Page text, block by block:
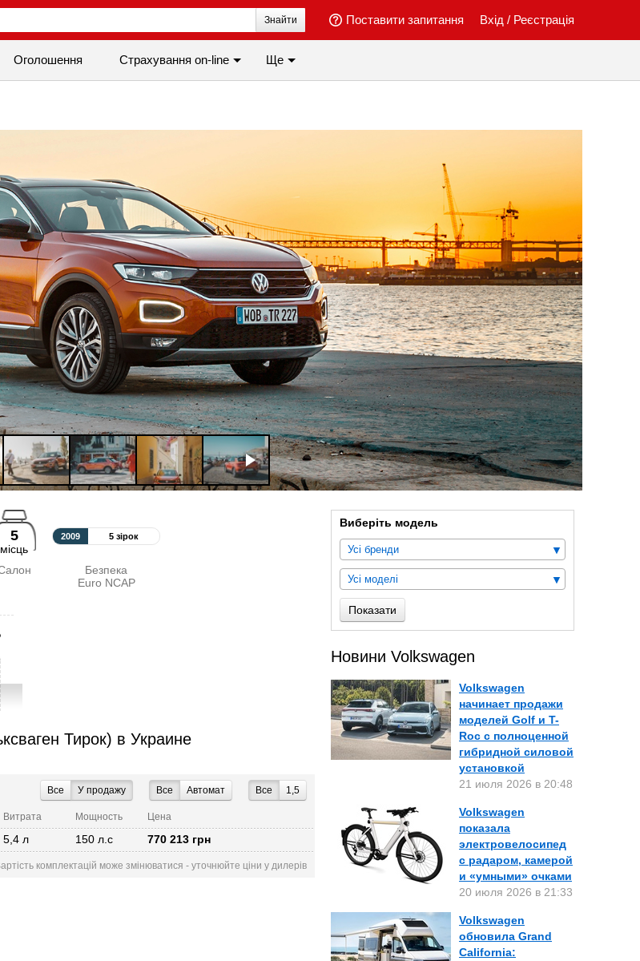
Вхід / Реєстрація
Поставити запитання
Знайти
Оголошення Страхування on-line Ще
5
місць
2009 5 зірок
Безпека
Euro NCAP
Тирок) в Украине
Все 1,5
Все Автомат
Все У продажу
Витрата Мощность Цена
5,4 л 150 л.с 770 213 грн
комплектацій може змінюватися - уточнюйте ціни у дилерів
Виберіть модель
Усі бренди
Усі моделі
Показати
Новини Volkswagen
Volkswagen
начинает продажи
моделей Golf и T-
Roc с полноценной
гибридной силовой
установкой
21 июля 2026 в 20:48
Volkswagen
показала
электровелосипед
с радаром, камерой
и «умными» очками
20 июля 2026 в 21:33
Volkswagen
обновила Grand
California: